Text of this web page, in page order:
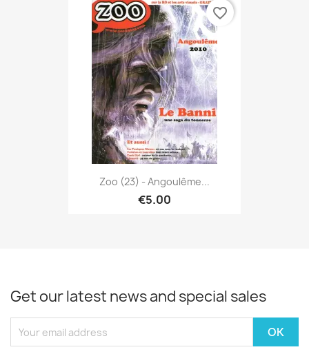
Zoo (23) - Angoulême...
€5.00
favorite_border
Get our latest news and special sales